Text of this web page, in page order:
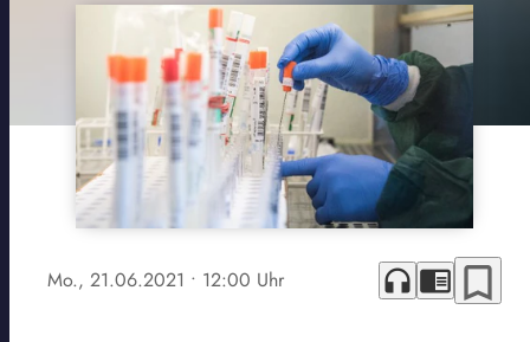
Mo., 21.06.2021 • 12:00 Uhr headphones chrome_reader_mode bookmark_border